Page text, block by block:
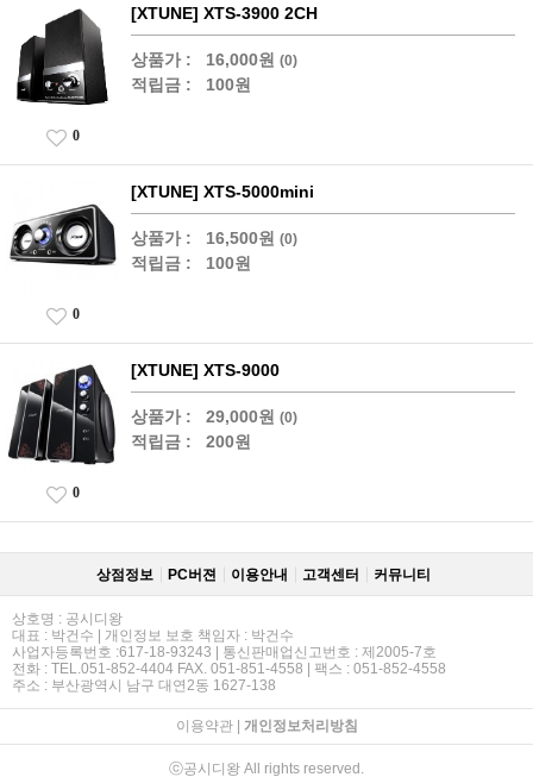
[XTUNE] XTS-3900 2CH
상품가 : 16,000원 (0)
적립금 : 100원
0
[XTUNE] XTS-5000mini
상품가 : 16,500원 (0)
적립금 : 100원
0
[XTUNE] XTS-9000
상품가 : 29,000원 (0)
적립금 : 200원
0
상점정보 PC버젼 이용안내 고객센터 커뮤니티
상호명 : 공시디왕
대표 : 박건수 | 개인정보 보호 책임자 : 박건수
사업자등록번호 :617-18-93243 | 통신판매업신고번호 : 제2005-7호
전화 : TEL.051-852-4404 FAX. 051-851-4558 | 팩스 : 051-852-4558
주소 : 부산광역시 남구 대연2동 1627-138
이용약관| 개인정보처리방침
ⓒ공시디왕 All rights reserved.